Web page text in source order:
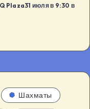
Plaza31 июля в 9:30 в
Шахматы